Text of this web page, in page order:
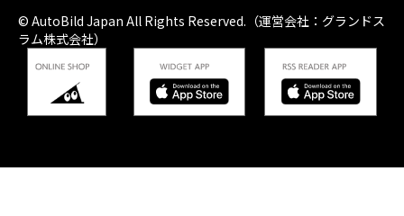
© AutoBild Japan All Rights Reserved.（運営会社：グランドス
ラム株式会社）